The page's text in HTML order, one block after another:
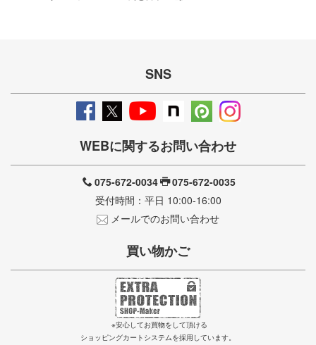
SNS
WEBに関するお問い合わせ
075-672-0034
075-672-0035
受付時間：平日 10:00-16:00
メールでのお問い合わせ
買い物かご
※安心してお買物をして頂ける
ショッピングカートシステムを採用しています。